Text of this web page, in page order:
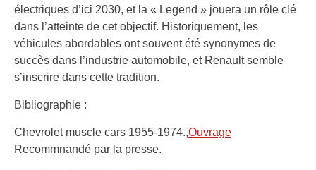
électriques d’ici 2030, et la « Legend » jouera un rôle clé
dans l’atteinte de cet objectif. Historiquement, les
véhicules abordables ont souvent été synonymes de
succès dans l’industrie automobile, et Renault semble
s’inscrire dans cette tradition.
Bibliographie :
Chevrolet muscle cars 1955-1974.,Ouvrage
Recommnandé par la presse.